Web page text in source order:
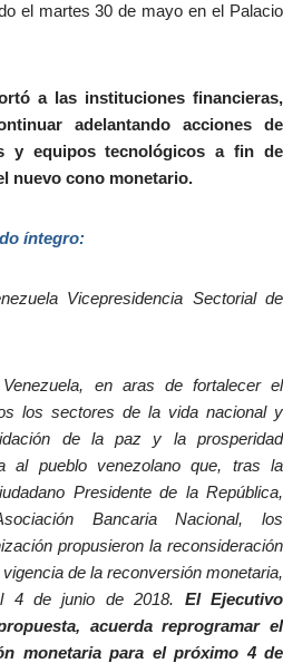
el martes 30 de mayo en el Palacio
a las instituciones financieras,
adelantando acciones de
y equipos tecnológicos a fin de
nuevo cono monetario.
íntegro:
Vicepresidencia Sectorial de
en aras de fortalecer el
los sectores de la vida nacional y
de la paz y la prosperidad
al pueblo venezolano que, tras la
Presidente de la República,
Bancaria Nacional, los
propusieron la reconsideración
de la reconversión monetaria,
4 de junio de 2018. El Ejecutivo
acuerda reprogramar el
monetaria para el próximo 4 de